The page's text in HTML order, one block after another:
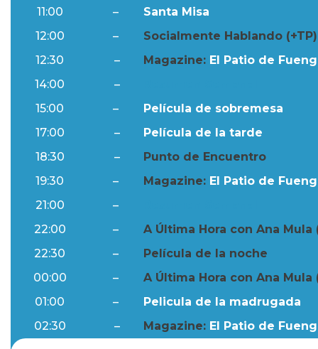
11:00
–
Santa Misa
12:00
–
Socialmente Hablando (+TP)
12:30
– Magazine: El Patio de
14:00
–
15:00
–
Película de sobremesa
17:00
–
Película de la tarde
18:30
–
Punto de Encuentro
19:30
– Magazine: El Patio de
21:00
–
22:00
–
A Última Hora con Ana Mula
22:30
–
Película de la noche
00:00
–
A Última Hora con Ana Mula
01:00
–
Pelicula de la madrugada
02:30
– Magazine: El Patio de